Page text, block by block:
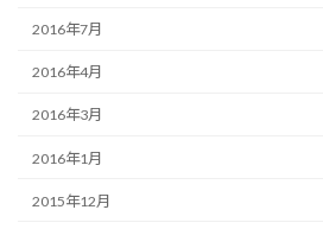
2016年7月
2016年4月
2016年3月
2016年1月
2015年12月